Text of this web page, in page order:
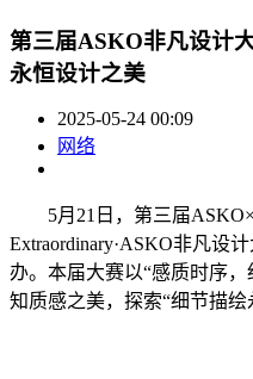
第三届ASKO非凡设计
永恒设计之美
2025-05-24 00:09
网络
5月21日，第三届
Extraordinary·ASKO非凡设
办。本届大赛以“感质时序
知质感之美，探索“细节描绘